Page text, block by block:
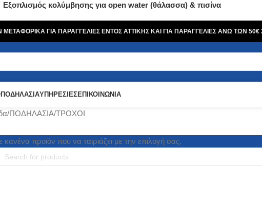
Εξοπλισμός κολύμβησης για open water (θάλασσα) & πισίνα
ΓΙΑ ΠΑΡΑΓΓΕΛΙΕΣ ΕΝΤΟΣ ΑΤΤΙΚΗΣ ΚΑΙ ΓΙΑ ΠΑΡΑΓΓΕΛΙΕΣ ΑΝΩ ΤΩΝ
ΠΟΔΗΛΑΣΙΑΥΠΗΡΕΣΙΕΣΕΠΙΚΟΙΝΩΝΙΑ
ΠΟΔΗΛΑΣΙΑ ΤΡΟΧΟΙ
προϊόν που να ταιριάζει με την επιλογή σας.